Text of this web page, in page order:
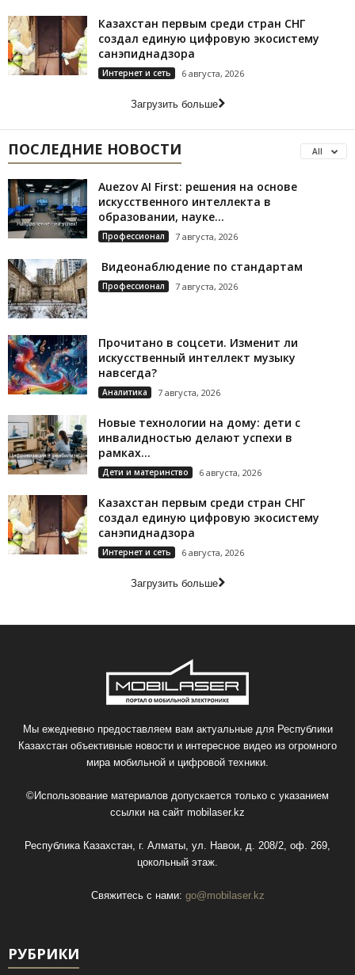
Казахстан первым среди стран СНГ
создал единую цифровую экосистему
санэпиднадзора
Интернет и сеть 6 августа, 2026
Загрузить больше
ПОСЛЕДНИЕ НОВОСТИ All
Auezov AI First: решения на основе
искусственного интеллекта в
образовании, науке...
Профессионал 7 августа, 2026
Видеонаблюдение по стандартам
Профессионал 7 августа, 2026
Прочитано в соцсети. Изменит ли
искусственный интеллект музыку
навсегда?
Аналитика 7 августа, 2026
Новые технологии на дому: дети с
инвалидностью делают успехи в
рамках...
Дети и материнство 6 августа, 2026
Казахстан первым среди стран СНГ
создал единую цифровую экосистему
санэпиднадзора
Интернет и сеть 6 августа, 2026
Загрузить больше
Мы ежедневно предоставляем вам актуальные для Республики
Казахстан объективные новости и интересное видео из огромного
мира мобильной и цифровой техники.
©Использование материалов допускается только с указанием
ссылки на сайт mobilaser.kz
Республика Казахстан, г. Алматы, ул. Навои, д. 208/2, оф. 269,
цокольный этаж.
Свяжитесь с нами: go@mobilaser.kz
РУБРИКИ